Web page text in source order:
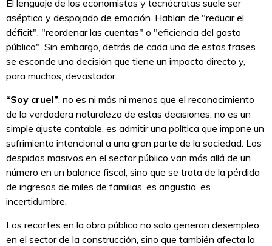
El lenguaje de los economistas y tecnócratas suele ser
aséptico y despojado de emoción. Hablan de "reducir el
déficit", "reordenar las cuentas" o "eficiencia del gasto
público". Sin embargo, detrás de cada una de estas frases
se esconde una decisión que tiene un impacto directo y,
para muchos, devastador.
“Soy cruel”, no es ni más ni menos que el reconocimiento
de la verdadera naturaleza de estas decisiones, no es un
simple ajuste contable, es admitir una política que impone un
sufrimiento intencional a una gran parte de la sociedad. Los
despidos masivos en el sector público van más allá de un
número en un balance fiscal, sino que se trata de la pérdida
de ingresos de miles de familias, es angustia, es
incertidumbre.
Los recortes en la obra pública no solo generan desempleo
en el sector de la construcción, sino que también afecta la